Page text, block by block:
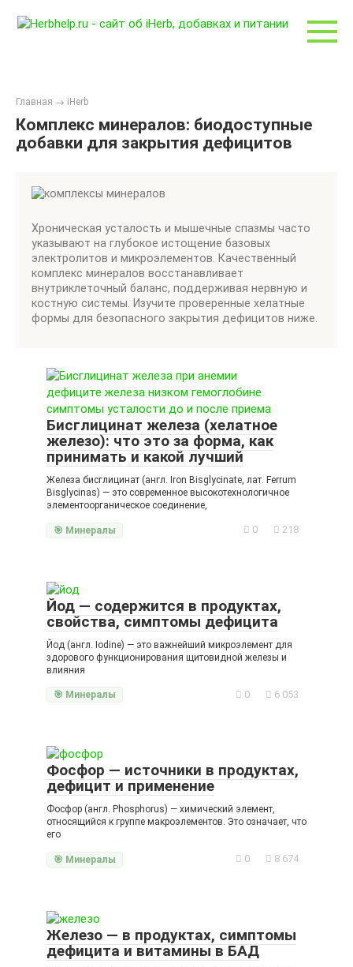
Главная → iHerb
Комплекс минералов: биодоступные
добавки для закрытия дефицитов
Хроническая усталость и мышечные спазмы часто
указывают на глубокое истощение базовых
электролитов и микроэлементов. Качественный
комплекс минералов восстанавливает
внутриклеточный баланс, поддерживая нервную и
костную системы. Изучите проверенные хелатные
формы для безопасного закрытия дефицитов ниже.
Бисглицинат железа (хелатное
железо): что это за форма, как
принимать и какой лучший
Железа бисглицинат (англ. Iron Bisglycinate, лат. Ferrum
Bisglycinas) — это современное высокотехнологичное
элементоорганическое соединение,
🎯 Минералы 0 218
Йод — содержится в продуктах,
свойства, симптомы дефицита
Йод (англ. Iodine) — это важнейший микроэлемент для
здорового функционирования щитовидной железы и
влияния
🎯 Минералы 0 6 053
Фосфор — источники в продуктах,
дефицит и применение
Фосфор (англ. Phosphorus) — химический элемент,
относящийся к группе макроэлементов. Это означает, что
его
🎯 Минералы 0 8 674
Железо — в продуктах, симптомы
дефицита и витамины в БАД